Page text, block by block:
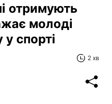
отримують
молоді
у спорті
2 хв